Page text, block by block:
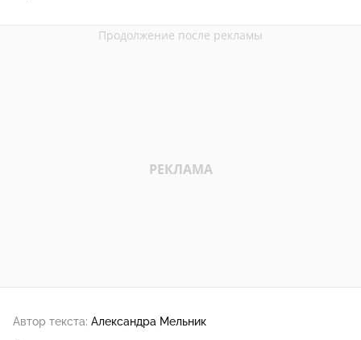
Автор текста: Александра Мельник